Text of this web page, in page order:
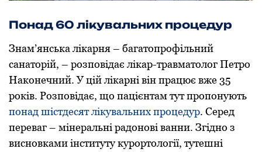
Понад 60 лікувальних процедур
Знам’янська лікарня – багатопрофільний
санаторій, – розповідає лікар-травматолог Петро
Наконечний. У цій лікарні він працює вже 35
років. Розповідає, що пацієнтам тут пропонують
понад шістдесят лікувальних процедур. Серед
переваг – мінеральні радонові ванни. Згідно з
висновками інституту курортології, тутешні